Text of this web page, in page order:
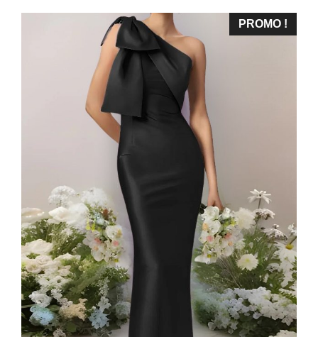
était :
323,99 €.
est :
293,99 €.
PROMO !